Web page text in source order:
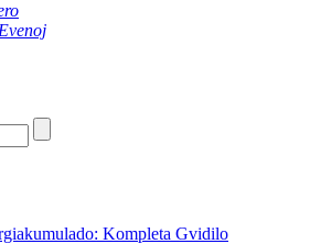
Kompleta Gvidilo